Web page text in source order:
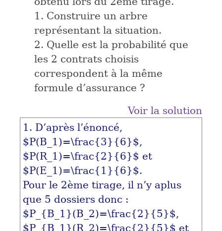
1. Construire un arbre
représentant la situation.
2. Quelle est la probabilité que
les 2 contrats choisis
correspondent à la même
formule d’assurance ?
Voir la solution
1. D’après l’énoncé,
$P(B_1)=\frac{3}{6}$,
$P(R_1)=\frac{2}{6}$ et
$P(E_1)=\frac{1}{6}$.
Pour le 2ème tirage, il n’y aplus
que 5 dossiers donc :
$P_{B_1}(B_2)=\frac{2}{5}$,
$P_{B_1}(R_2)=\frac{2}{5}$ et